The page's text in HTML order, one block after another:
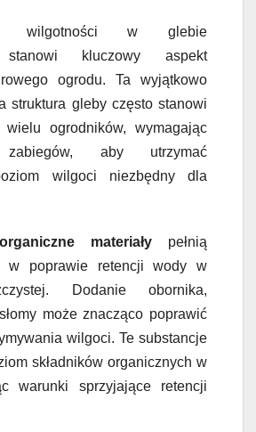
wilgotności w glebie
stanowi kluczowy aspekt
ogrodu. Ta wyjątkowo
struktura gleby często stanowi
ogrodników, wymagając
zabiegów, aby utrzymać
wilgoci niezbędny dla
materiały pełnią
w poprawie retencji wody w
Dodanie obornika,
może znacząco poprawić
wilgoci. Te substancje
składników organicznych w
warunki sprzyjające retencji